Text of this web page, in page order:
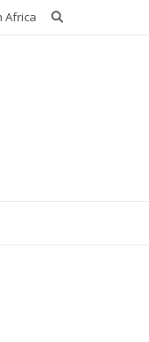
Africa